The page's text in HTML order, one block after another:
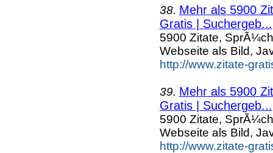
38. Mehr als 5900
Gratis | Suchergeb...
5900 Zitate,
Webseite als Bild,
http://www.zitate-
39. Mehr als 5900
Gratis | Suchergeb...
5900 Zitate,
Webseite als Bild,
http://www.zitate-